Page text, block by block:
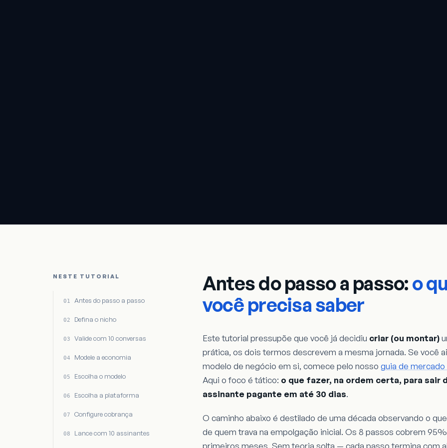
NESTE TUTORIAL
Antes do passo a passo
Defina o nicho
Valide com 10 conversas
Modele a economia
Escolha o modelo
Escolha a plataforma
Configure cobrança
Lance com 10 assinantes
Antes do passo a passo:o
você precisa saber
Este tutorial pressupõe que você já decidiu criar (ou montar)
prática, os dois termos descrevem a mesma jornada. Se você
modelo de negócio em si, comece pelo nosso guia de
Aqui o foco é tático: o que fazer, na ordem certa, para sair
assinante pagante em até 30 dias.
O caminho abaixo é destilado de uma década observando o
de quem trava na empolgação inicial. Os 8 passos cobrem
primeiros meses. Sem teoria solta — cada passo termina com